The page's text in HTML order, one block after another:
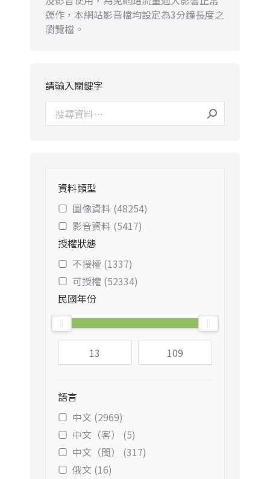
運作，本網站影音檔均設定為3分鐘長度之
瀏覽檔。
請輸入關鍵字
資料類型
圖像資料 (48254)
影音資料 (5417)
授權狀態
不授權 (1337)
可授權 (52334)
民國年份
語言
中文 (2969)
中文（客） (5)
中文（閩） (317)
俄文 (16)